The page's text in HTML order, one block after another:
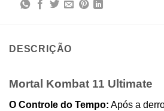
DESCRIÇÃO
Mortal Kombat 11 Ultimate
O Controle do Tempo: Após a